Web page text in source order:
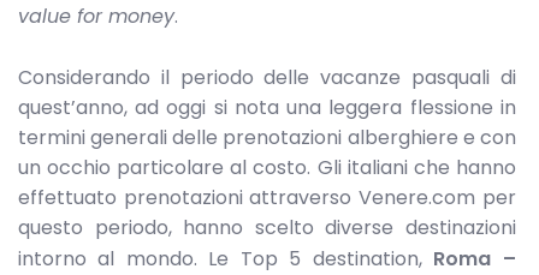
value for money.
Considerando il periodo delle vacanze pasquali di
quest’anno, ad oggi si nota una leggera flessione in
termini generali delle prenotazioni alberghiere e con
un occhio particolare al costo. Gli italiani che hanno
effettuato prenotazioni attraverso Venere.com per
questo periodo, hanno scelto diverse destinazioni
intorno al mondo. Le Top 5 destination, Roma –